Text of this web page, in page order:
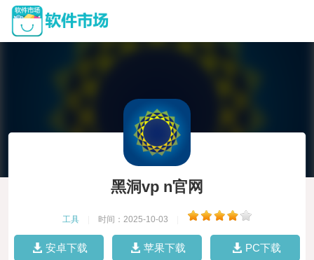
黑洞vp n官网
工具 时间：2025-10-03
安卓下载 苹果下载 PC下载